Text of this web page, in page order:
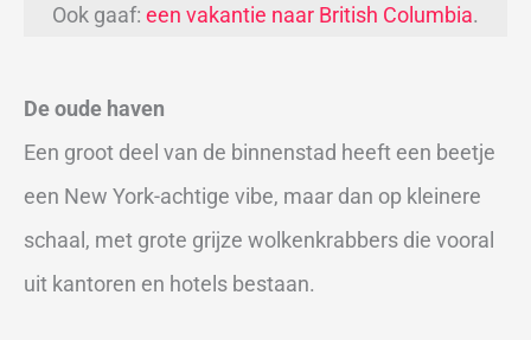
Ook gaaf: een vakantie naar British Columbia.
De oude haven
Een groot deel van de binnenstad heeft een beetje
een New York-achtige vibe, maar dan op kleinere
schaal, met grote grijze wolkenkrabbers die vooral
uit kantoren en hotels bestaan.